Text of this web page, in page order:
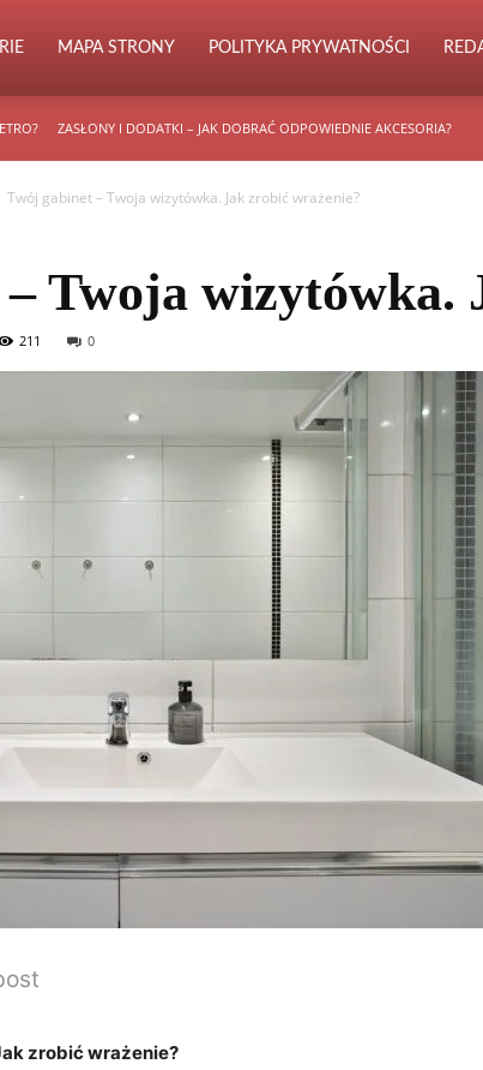
MAPA STRONY POLITYKA PRYWATNOŚCI
ZASŁONY I DODATKI – JAK DOBRAĆ ODPOWIEDNIE AKCESORIA?
Twój gabinet – Twoja wizytówka. Jak zrobić wrażenie?
Twoja wizytówka.
211 0
zrobić ​wrażenie?